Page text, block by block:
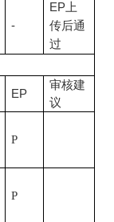
-
EP 上
传后通
过
EP
审核建
议
P
P